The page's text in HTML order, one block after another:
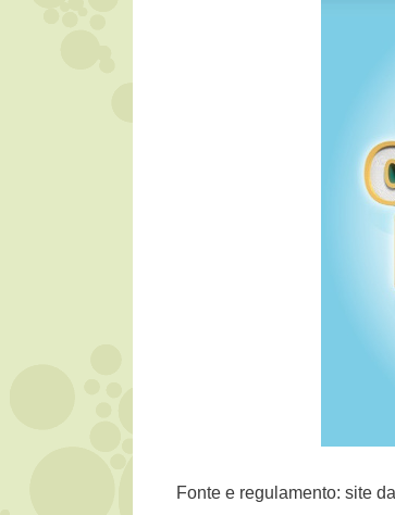
Fonte e regulamento: site da